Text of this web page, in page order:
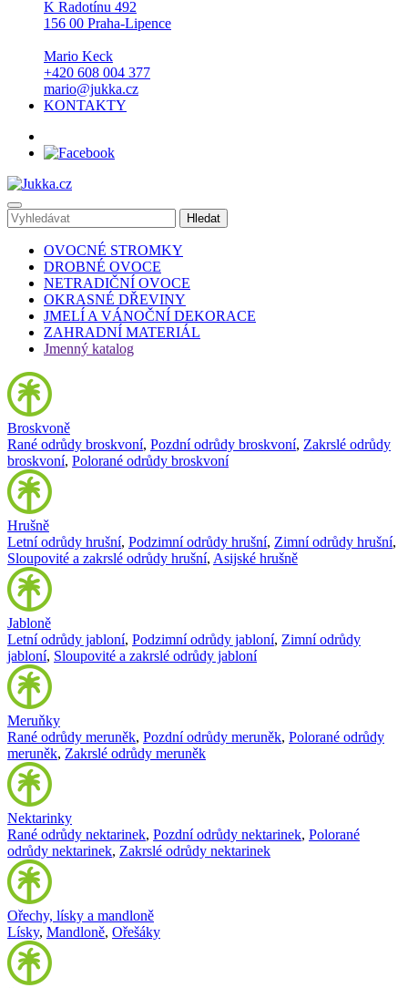
K Radotínu 492
156 00 Praha-Lipence
Mario Keck
+420 608 004 377
mario@jukka.cz
KONTAKTY
OVOCNÉ STROMKY
DROBNÉ OVOCE
NETRADIČNÍ OVOCE
OKRASNÉ DŘEVINY
JMELÍ A VÁNOČNÍ DEKORACE
ZAHRADNÍ MATERIÁL
Jmenný katalog
Broskvoně
Rané odrůdy broskvoní, Pozdní odrůdy broskvoní, Zakrslé odrůdy
broskvoní, Polorané odrůdy broskvoní
Hrušně
Letní odrůdy hrušní, Podzimní odrůdy hrušní, Zimní odrůdy hrušní,
Sloupovité a zakrslé odrůdy hrušní, Asijské hrušně
Jabloně
Letní odrůdy jabloní, Podzimní odrůdy jabloní, Zimní odrůdy
jabloní, Sloupovité a zakrslé odrůdy jabloní
Meruňky
Rané odrůdy meruněk, Pozdní odrůdy meruněk, Polorané odrůdy
meruněk, Zakrslé odrůdy meruněk
Nektarinky
Rané odrůdy nektarinek, Pozdní odrůdy nektarinek, Polorané
odrůdy nektarinek, Zakrslé odrůdy nektarinek
Ořechy, lísky a mandloně
Lísky, Mandloně, Ořešáky